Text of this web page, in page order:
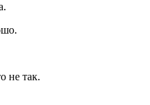
не так.